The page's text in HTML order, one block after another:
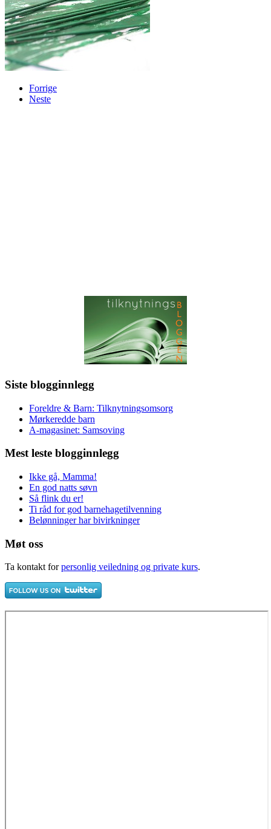
Forrige
Neste
Siste blogginnlegg
Foreldre & Barn: Tilknytningsomsorg
Mørkeredde barn
A-magasinet: Samsoving
Mest leste blogginnlegg
Ikke gå, Mamma!
En god natts søvn
Så flink du er!
Ti råd for god barnehagetilvenning
Belønninger har bivirkninger
Møt oss
Ta kontakt forpersonlig veiledning og private kurs.